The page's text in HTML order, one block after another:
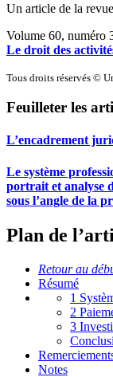
Un article de la revue
Volume 60, numéro
Le droit des
Tous droits réservés ©
Feuilleter les
L’encadrement
Le système
portrait et analyse
sous l’angle de la
Plan de
Retour au
Résumé
1
2
3
Notes